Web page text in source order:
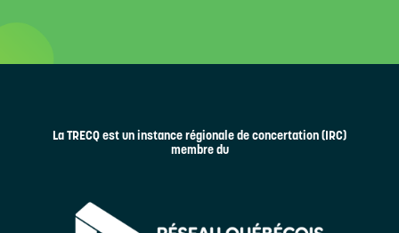
La TRECQ est un instance régionale de concertation (IRC)
membre du